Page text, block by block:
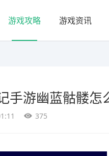
游戏攻略 游戏资讯
手游幽蓝骷髅怎
375